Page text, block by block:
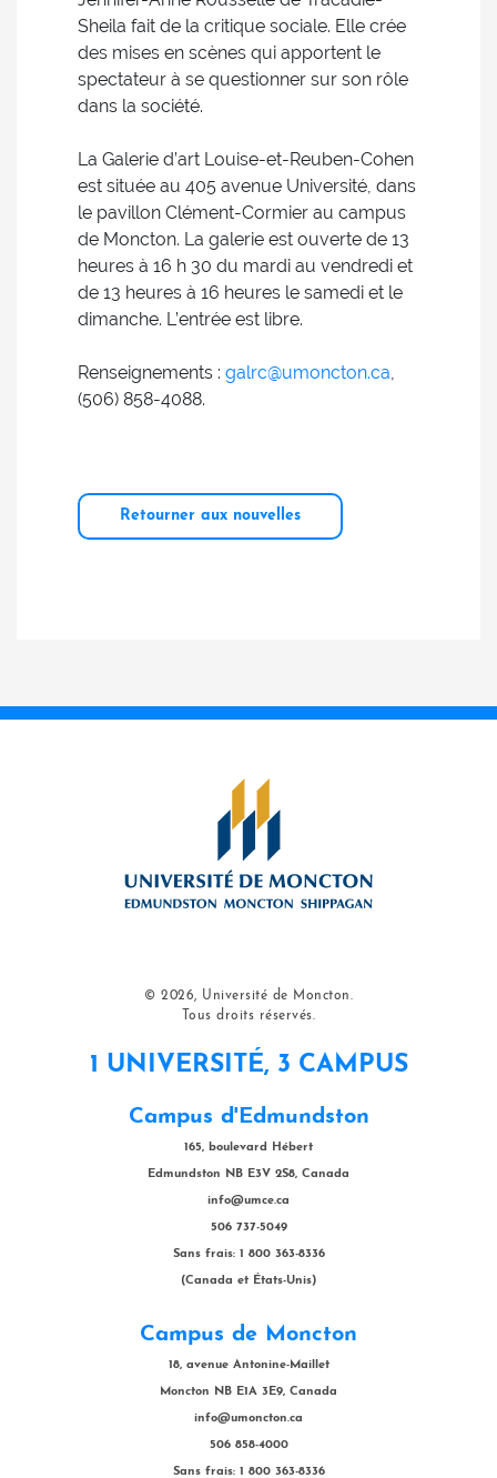
Sheila fait de la critique sociale. Elle crée
des mises en scènes qui apportent le
spectateur à se questionner sur son rôle
dans la société.
La Galerie d’art Louise-et-Reuben-Cohen
est située au 405 avenue Université, dans
le pavillon Clément-Cormier au campus
de Moncton. La galerie est ouverte de 13
heures à 16 h 30 du mardi au vendredi et
de 13 heures à 16 heures le samedi et le
dimanche. L’entrée est libre.
Renseignements : galrc@umoncton.ca,
(506) 858-4088.
Retourner aux nouvelles
© 2026, Université de Moncton.
Tous droits réservés.
1 UNIVERSITÉ, 3 CAMPUS
Campus d'Edmundston
165, boulevard Hébert
Edmundston NB E3V 2S8, Canada
info@umce.ca
506 737-5049
Sans frais: 1 800 363-8336
(Canada et États-Unis)
Campus de Moncton
18, avenue Antonine-Maillet
Moncton NB E1A 3E9, Canada
info@umoncton.ca
506 858-4000
Sans frais: 1 800 363-8336